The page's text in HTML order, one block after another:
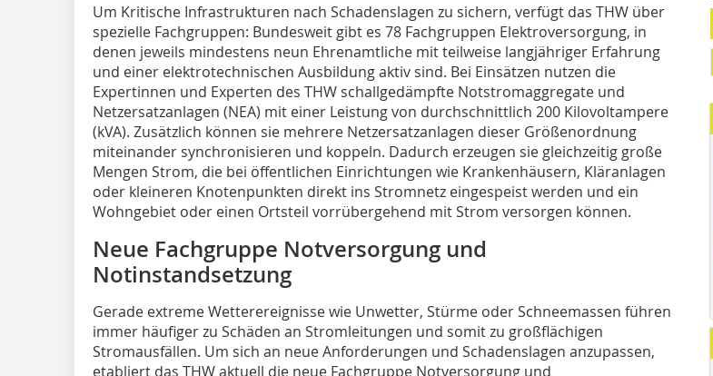
Um Kritische Infrastrukturen nach Schadenslagen zu sichern, verfügt das THW über
spezielle Fachgruppen: Bundesweit gibt es 78 Fachgruppen Elektroversorgung, in
denen jeweils mindestens neun Ehrenamtliche mit teilweise langjähriger Erfahrung
und einer elektrotechnischen Ausbildung aktiv sind. Bei Einsätzen nutzen die
Expertinnen und Experten des THW schallgedämpfte Notstromaggregate und
Netzersatzanlagen (NEA) mit einer Leistung von durchschnittlich 200 Kilovoltampere
(kVA). Zusätzlich können sie mehrere Netzersatzanlagen dieser Größenordnung
miteinander synchronisieren und koppeln. Dadurch erzeugen sie gleichzeitig große
Mengen Strom, die bei öffentlichen Einrichtungen wie Krankenhäusern, Kläranlagen
oder kleineren Knotenpunkten direkt ins Stromnetz eingespeist werden und ein
Wohngebiet oder einen Ortsteil vorrübergehend mit Strom versorgen können.
Neue Fachgruppe Notversorgung und
Notinstandsetzung
Gerade extreme Wetterereignisse wie Unwetter, Stürme oder Schneemassen führen
immer häufiger zu Schäden an Stromleitungen und somit zu großflächigen
Stromausfällen. Um sich an neue Anforderungen und Schadenslagen anzupassen,
etabliert das THW aktuell die neue Fachgruppe Notversorgung und